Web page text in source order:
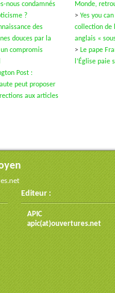
nous condamnés
?
des
douces par la
un compromis
Post :
peut proposer
aux articles
Monde,
> Yes you
collection de
anglais «
> Le pape
l’Église paie
Editeur :
APIC
apic(at)ouvertures.net